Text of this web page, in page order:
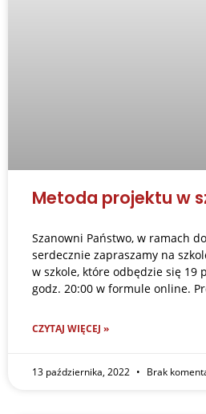
Metoda projektu w
Szanowni Państwo, w ramach
serdecznie zapraszamy na
w szkole, które odbędzie się 19
godz. 20:00 w formule online.
CZYTAJ WIĘCEJ »
13 października, 2022 Brak